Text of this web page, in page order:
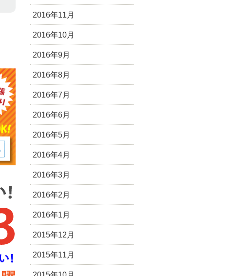
2016年11月
2016年10月
2016年9月
2016年8月
2016年7月
2016年6月
2016年5月
2016年4月
2016年3月
2016年2月
2016年1月
2015年12月
2015年11月